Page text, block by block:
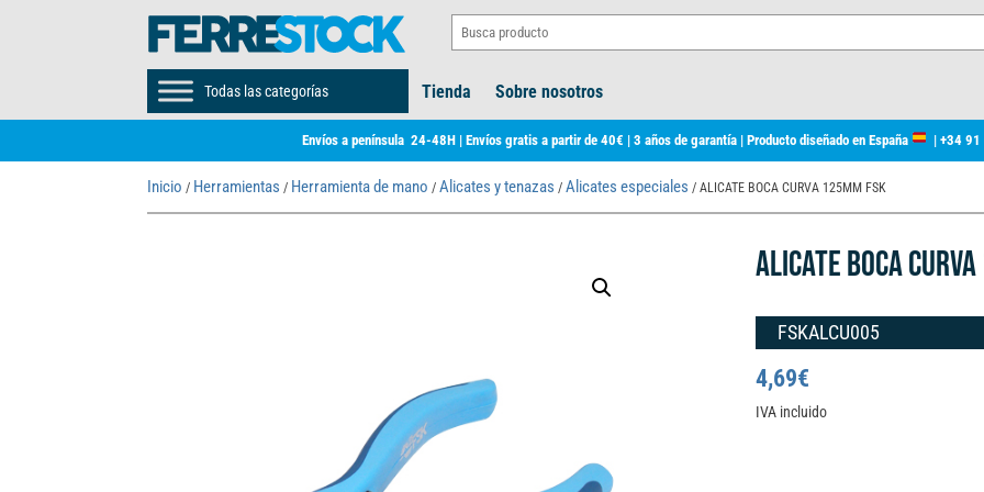
Todas las categorías Tienda Sobre nosotros
Envíos a península 24-48H | Envíos gratis a partir de 40€ | 3 años de garantía | Producto diseñado en España | +34
Inicio / Herramientas / Herramienta de mano /Alicates y tenazas /Alicates especiales / ALICATE BOCA CURVA 125MM FSK
ALICATE BOCA
FSKALCU005
4,69€
IVA incluido